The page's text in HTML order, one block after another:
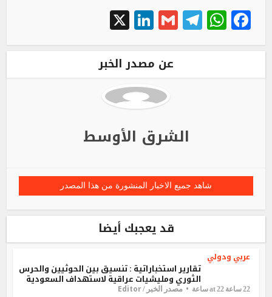
Facebook
WhatsApp
Telegram
Gmail
LinkedIn
عن مصدر الخبر
الشرق الأوسط
شاهد جميع الاخبار المنشورة من هذا المصدر
قد يعجبك أيضا
عربي ودولي
تقارير استخباراتية : تنسيق بين الحوثيين والحرس
الثوري ومليشيات عراقية لاستهداف السعودية
22 ساعة at 22 ساعة مصدر الخبر /Editor